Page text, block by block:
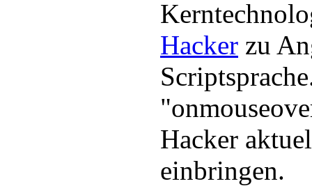
Hacker zu
Hacker
einbringen.